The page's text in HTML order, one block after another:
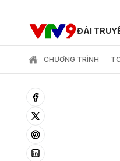
ĐÀI
CHƯƠNG TRÌNH